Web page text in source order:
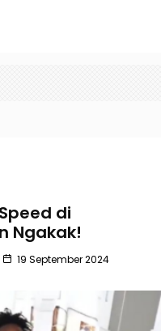
di
Ngakak!
19 September 2024